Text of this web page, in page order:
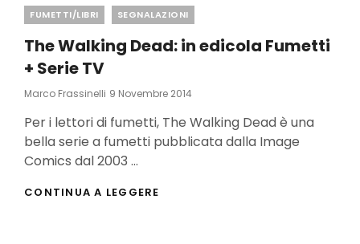
Categories
FUMETTI/LIBRI SEGNALAZIONI
The Walking Dead: in edicola Fumetti
+ Serie TV
Marco Frassinelli Posted
9 Novembre 2014
Per i lettori di fumetti, The Walking Dead è una
bella serie a fumetti pubblicata dalla Image
Comics dal 2003 …
CONTINUA A LEGGERE